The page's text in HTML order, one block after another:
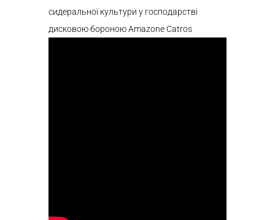
сидеральної культури у господарстві
дисковою бороною Amazone Catros